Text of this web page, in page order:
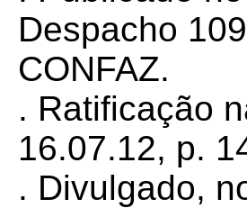
Despacho
CONFAZ.
. Ratificação
16.07.12, p.
. Divulgado,